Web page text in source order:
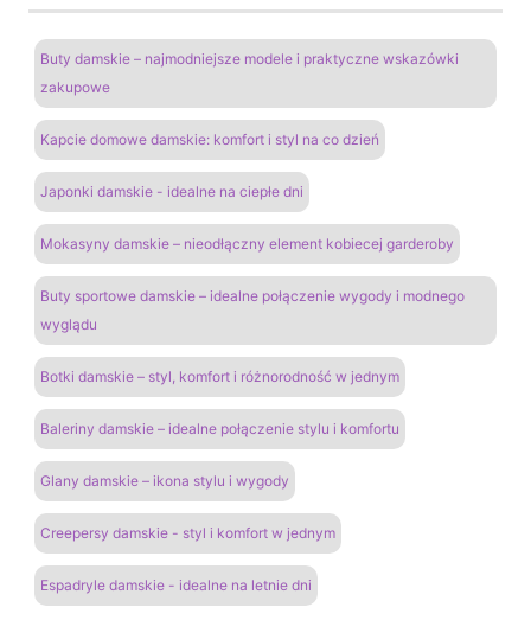
Buty damskie – najmodniejsze modele i praktyczne wskazówki
zakupowe
Kapcie domowe damskie: komfort i styl na co dzień
Japonki damskie - idealne na ciepłe dni
Mokasyny damskie – nieodłączny element kobiecej garderoby
Buty sportowe damskie – idealne połączenie wygody i modnego
wyglądu
Botki damskie – styl, komfort i różnorodność w jednym
Baleriny damskie – idealne połączenie stylu i komfortu
Glany damskie – ikona stylu i wygody
Creepersy damskie - styl i komfort w jednym
Espadryle damskie - idealne na letnie dni